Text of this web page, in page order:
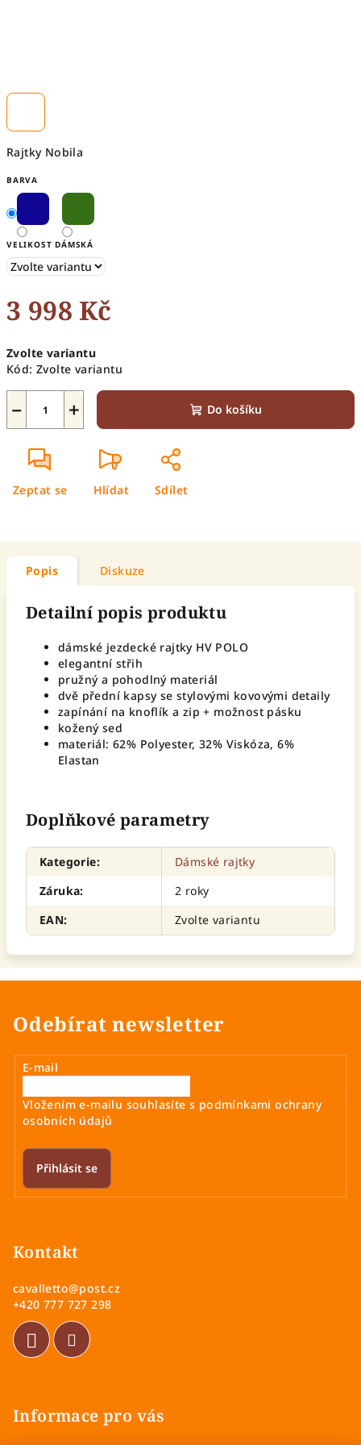
Rajtky Nobila
BARVA
VELIKOST DÁMSKÁ
3 998 Kč
cena:
Zvolte variantu
Kód: Zvolte variantu
+
− Do košíku
Zeptat se Hlídat Sdílet
Popis Diskuze
Detailní popis produktu
dámské jezdecké rajtky HV POLO
elegantní střih
pružný a pohodlný materiál
dvě přední kapsy se stylovými kovovými detaily
zapínání na knoflík a zip + možnost pásku
kožený sed
materiál: 62% Polyester, 32% Viskóza, 6%
Elastan
Doplňkové parametry
Kategorie:
Dámské rajtky
Záruka:
2 roky
EAN: Zvolte variantu
Odebírat newsletter
E-mail
Vložením e-mailu souhlasíte s podmínkami ochrany
osobních údajů
Přihlásit se
Kontakt
cavalletto@post.cz
+420 777 727 298
Informace pro vás